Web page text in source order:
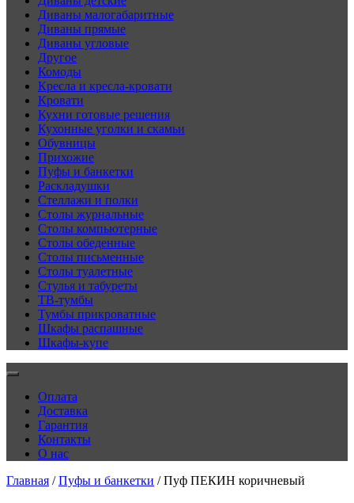
Диваны малогабаритные
Диваны прямые
Диваны угловые
Другое
Комоды
Кресла и кресла-кровати
Кровати
Кухни готовые решения
Кухонные уголки и скамьи
Обувницы
Прихожие
Пуфы и банкетки
Раскладушки
Стеллажи и полки
Столы журнальные
Столы компьютерные
Столы обеденные
Столы письменные
Столы туалетные
Стулья и табуреты
ТВ-тумбы
Тумбы прикроватные
Шкафы распашные
Шкафы-купе
Оплата
Доставка
Гарантия
Контакты
О нас
Главная /Пуфы и банкетки / Пуф ПЕКИН коричневый